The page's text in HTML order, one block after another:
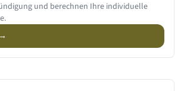
und berechnen Ihre individuelle